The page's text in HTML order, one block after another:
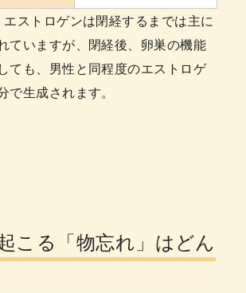
ストロゲンは閉経するまでは主に
ていますが、閉経後、卵巣の機能
ても、男性と同程度のエストロゲ
で生成されます。
こる「物忘れ」はどん